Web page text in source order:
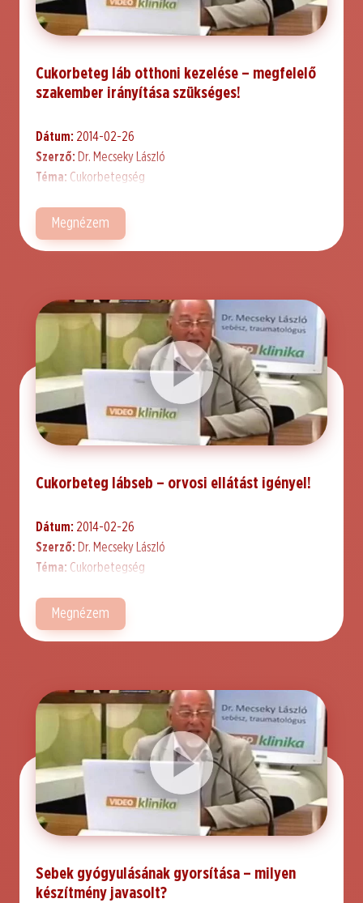
Cukorbeteg láb otthoni kezelése – megfelelő
szakember irányítása szükséges!
Dátum: 2014-02-26
Szerző: Dr. Mecseky László
Téma: Cukorbetegség
Megnézem
Cukorbeteg lábseb – orvosi ellátást igényel!
Dátum: 2014-02-26
Szerző: Dr. Mecseky László
Téma: Cukorbetegség
Megnézem
Sebek gyógyulásának gyorsítása – milyen
készítmény javasolt?